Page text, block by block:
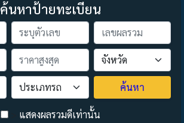
ค้นหาป้ายทะเบียน
ค้นหา
> แสดงผลรวมดีเท่านั้น